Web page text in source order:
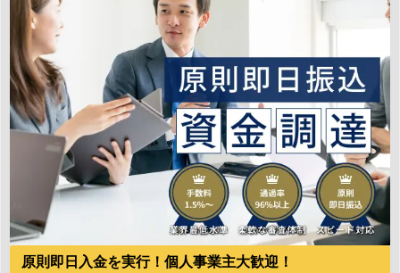
原則即日入金を実行！個人事業主大歓迎！